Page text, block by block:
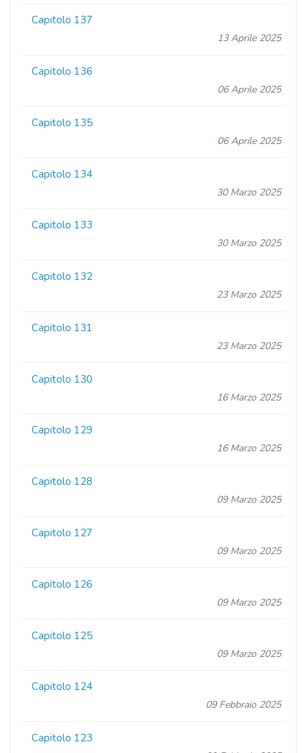
Capitolo 137
13 Aprile 2025
Capitolo 136
06 Aprile 2025
Capitolo 135
06 Aprile 2025
Capitolo 134
30 Marzo 2025
Capitolo 133
30 Marzo 2025
Capitolo 132
23 Marzo 2025
Capitolo 131
23 Marzo 2025
Capitolo 130
16 Marzo 2025
Capitolo 129
16 Marzo 2025
Capitolo 128
09 Marzo 2025
Capitolo 127
09 Marzo 2025
Capitolo 126
09 Marzo 2025
Capitolo 125
09 Marzo 2025
Capitolo 124
09 Febbraio 2025
Capitolo 123